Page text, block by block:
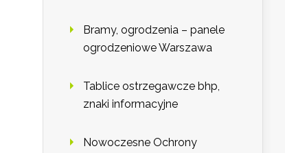
Bramy, ogrodzenia – panele
ogrodzeniowe Warszawa
Tablice ostrzegawcze bhp,
znaki informacyjne
Nowoczesne Ochrony